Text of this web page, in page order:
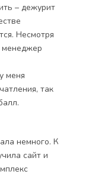
– дежурит
Несмотря
менеджер
меня
так
немного. К
сайт и